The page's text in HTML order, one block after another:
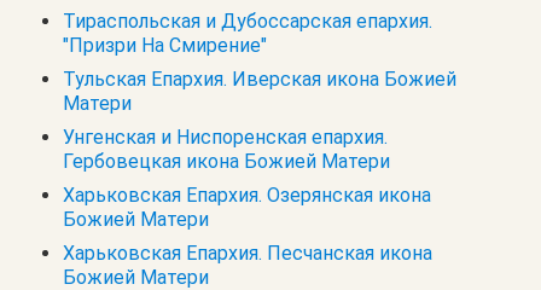
Тираспольская и Дубоссарская епархия.
"Призри На Смирение"
Тульская Епархия. Иверская икона Божией
Матери
Унгенская и Ниспоренская епархия.
Гербовецкая икона Божией Матери
Харьковская Епархия. Озерянская икона
Божией Матери
Харьковская Епархия. Песчанская икона
Божией Матери